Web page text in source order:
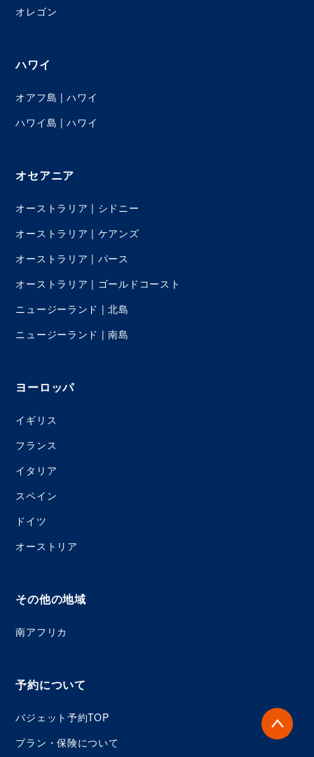
オレゴン
ハワイ
オアフ島 | ハワイ
ハワイ島 | ハワイ
オセアニア
オーストラリア | シドニー
オーストラリア | ケアンズ
オーストラリア | パース
オーストラリア | ゴールドコースト
ニュージーランド | 北島
ニュージーランド | 南島
ヨーロッパ
イギリス
フランス
イタリア
スペイン
ドイツ
オーストリア
その他の地域
南アフリカ
予約について
バジェット予約TOP
プラン・保険について